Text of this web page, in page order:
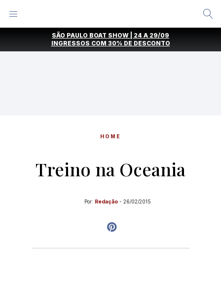
SÃO PAULO BOAT SHOW | 24 A 29/09
INGRESSOS COM 30% DE DESCONTO
HOME
Treino na Oceania
Por: Redação - 26/02/2015